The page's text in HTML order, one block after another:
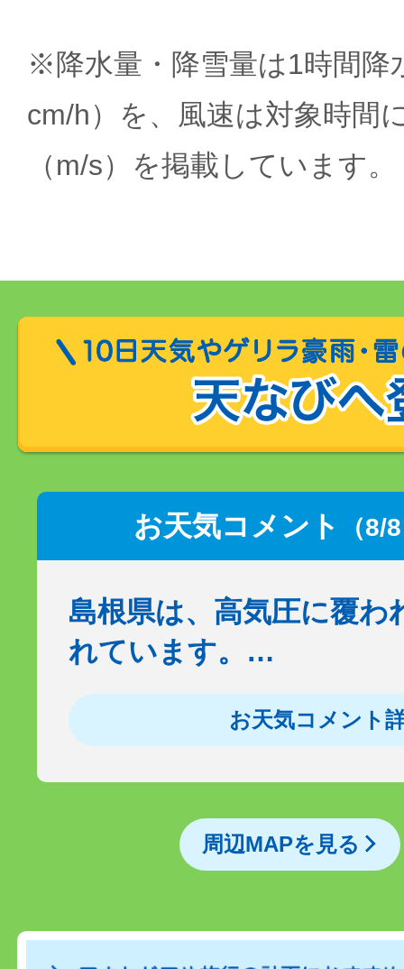
※降水量・降雪量は1時間降
cm/h）を、風速は対象時間
（m/s）を掲載しています。
お天気コメント （8/
島根県は、高気圧に覆わ
れています。…
お天気コメント
周辺MAPを見る